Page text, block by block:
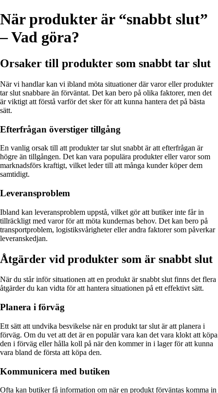
När produkter är “snabbt slut”
– Vad göra?
Orsaker till produkter som snabbt tar slut
När vi handlar kan vi ibland möta situationer där varor eller produkter
tar slut snabbare än förväntat. Det kan bero på olika faktorer, men det
är viktigt att förstå varför det sker för att kunna hantera det på bästa
sätt.
Efterfrågan överstiger tillgång
En vanlig orsak till att produkter tar slut snabbt är att efterfrågan är
högre än tillgången. Det kan vara populära produkter eller varor som
marknadsförs kraftigt, vilket leder till att många kunder köper dem
samtidigt.
Leveransproblem
Ibland kan leveransproblem uppstå, vilket gör att butiker inte får in
tillräckligt med varor för att möta kundernas behov. Det kan bero på
transportproblem, logistiksvårigheter eller andra faktorer som påverkar
leveranskedjan.
Åtgärder vid produkter som är snabbt slut
När du står inför situationen att en produkt är snabbt slut finns det flera
åtgärder du kan vidta för att hantera situationen på ett effektivt sätt.
Planera i förväg
Ett sätt att undvika besvikelse när en produkt tar slut är att planera i
förväg. Om du vet att det är en populär vara kan det vara klokt att köpa
den i förväg eller hålla koll på när den kommer in i lager för att kunna
vara bland de första att köpa den.
Kommunicera med butiken
Ofta kan butiker få information om när en produkt förväntas komma in